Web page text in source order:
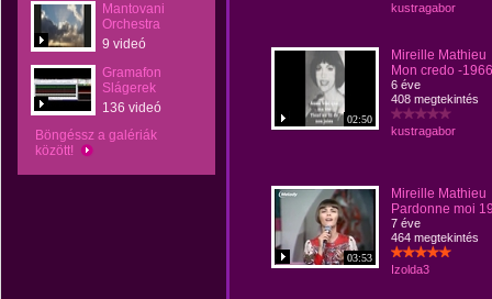
Mantovani
Orchestra
9 videó
Gramafon
Slágerek
136 videó
Böngéssz a galériák
között!
kustragabor
02:50
Mireille Mathieu
Mon credo -
6 éve
408 megtekintés
kustragabor
03:53
Mireille Mathieu
Pardonne moi
7 éve
464 megtekintés
Izolda3